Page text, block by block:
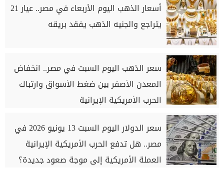
أسعار الذهب اليوم الأربعاء في مصر.. عيار 21
يتراجع والجنيه الذهب يفقد بريقه
سعر الذهب اليوم السبت في مصر.. انخفاض
المعدن الأصفر بين ضغط الأسواق وارتباك
الحرب الأمريكية الإيرانية
سعر الدولار اليوم السبت 13 يونيو 2026 في
مصر.. هل تدفع الحرب الأمريكية الإيرانية
العملة الأمريكية إلى موجة صعود جديدة؟